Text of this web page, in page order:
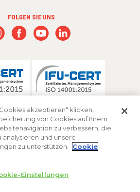
FOLGEN SIE UNS
akzeptieren“ klicken,
von Cookies auf Ihrem
zu verbessern, die
und unsere
zu unterstützen.
Cookie
Einstellungen